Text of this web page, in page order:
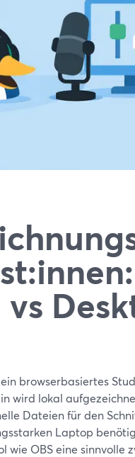
vs
browserbasiertes
wird lokal
Dateien für den
Laptop
wie OBS eine sinnvolle